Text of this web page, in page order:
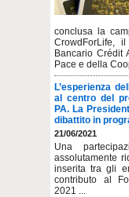
conclusa la
CrowdForLife,
Bancario Crédit
Pace e della
L’esperienza
al centro del
PA. La
dibattito in
21/06/2021
Una
assolutamente
inserita tra gli
contributo al
2021 ...